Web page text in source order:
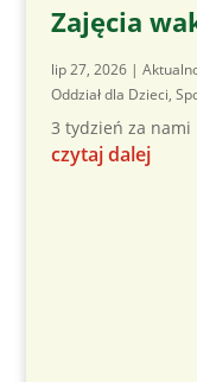
Zajęcia
lip 27, 2026|
Oddział dla Dzieci,
3 tydzień za nami
czytaj dalej